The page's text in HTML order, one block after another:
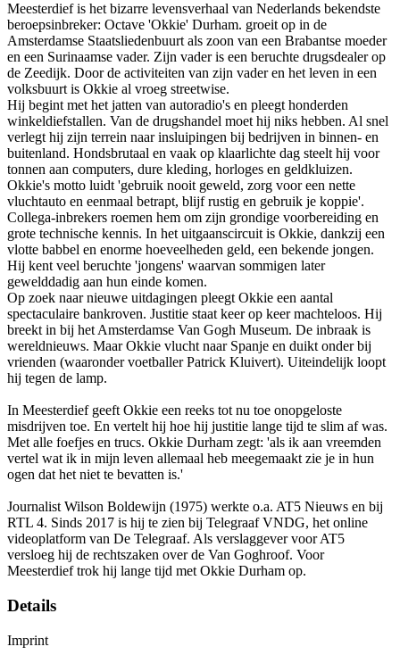
Meesterdief is het bizarre levensverhaal van Nederlands bekendste
beroepsinbreker: Octave 'Okkie' Durham. groeit op in de
Amsterdamse Staatsliedenbuurt als zoon van een Brabantse moeder
en een Surinaamse vader. Zijn vader is een beruchte drugsdealer op
de Zeedijk. Door de activiteiten van zijn vader en het leven in een
volksbuurt is Okkie al vroeg streetwise.
Hij begint met het jatten van autoradio's en pleegt honderden
winkeldiefstallen. Van de drugshandel moet hij niks hebben. Al snel
verlegt hij zijn terrein naar insluipingen bij bedrijven in binnen- en
buitenland. Hondsbrutaal en vaak op klaarlichte dag steelt hij voor
tonnen aan computers, dure kleding, horloges en geldkluizen.
Okkie's motto luidt 'gebruik nooit geweld, zorg voor een nette
vluchtauto en eenmaal betrapt, blijf rustig en gebruik je koppie'.
Collega-inbrekers roemen hem om zijn grondige voorbereiding en
grote technische kennis. In het uitgaanscircuit is Okkie, dankzij een
vlotte babbel en enorme hoeveelheden geld, een bekende jongen.
Hij kent veel beruchte 'jongens' waarvan sommigen later
gewelddadig aan hun einde komen.
Op zoek naar nieuwe uitdagingen pleegt Okkie een aantal
spectaculaire bankroven. Justitie staat keer op keer machteloos. Hij
breekt in bij het Amsterdamse Van Gogh Museum. De inbraak is
wereldnieuws. Maar Okkie vlucht naar Spanje en duikt onder bij
vrienden (waaronder voetballer Patrick Kluivert). Uiteindelijk loopt
hij tegen de lamp.
In Meesterdief geeft Okkie een reeks tot nu toe onopgeloste
misdrijven toe. En vertelt hij hoe hij justitie lange tijd te slim af was.
Met alle foefjes en trucs. Okkie Durham zegt: 'als ik aan vreemden
vertel wat ik in mijn leven allemaal heb meegemaakt zie je in hun
ogen dat het niet te bevatten is.'
Journalist Wilson Boldewijn (1975) werkte o.a. AT5 Nieuws en bij
RTL 4. Sinds 2017 is hij te zien bij Telegraaf VNDG, het online
videoplatform van De Telegraaf. Als verslaggever voor AT5
versloeg hij de rechtszaken over de Van Goghroof. Voor
Meesterdief trok hij lange tijd met Okkie Durham op.
Details
Imprint